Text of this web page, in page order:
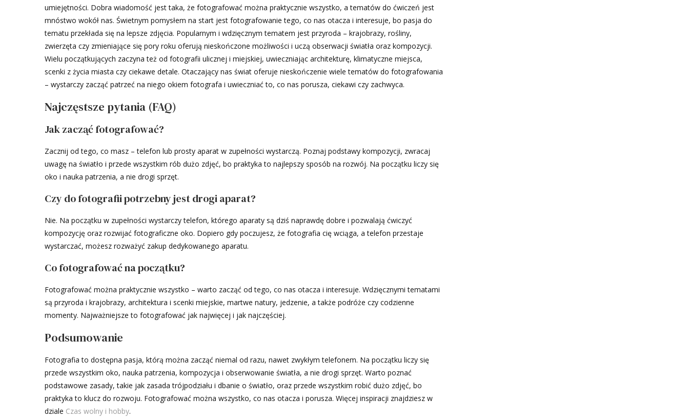
umiejętności. Dobra wiadomość jest taka, że fotografować można praktycznie wszystko, a tematów do ćwiczeń jest
mnóstwo wokół nas. Świetnym pomysłem na start jest fotografowanie tego, co nas otacza i interesuje, bo pasja do
tematu przekłada się na lepsze zdjęcia. Popularnym i wdzięcznym tematem jest przyroda – krajobrazy, rośliny,
zwierzęta czy zmieniające się pory roku oferują nieskończone możliwości i uczą obserwacji światła oraz kompozycji.
Wielu początkujących zaczyna też od fotografii ulicznej i miejskiej, uwieczniając architekturę, klimatyczne miejsca,
scenki z życia miasta czy ciekawe detale. Otaczający nas świat oferuje nieskończenie wiele tematów do fotografowania
– wystarczy zacząć patrzeć na niego okiem fotografa i uwieczniać to, co nas porusza, ciekawi czy zachwyca.
Najczęstsze pytania (FAQ)
Jak zacząć fotografować?
Zacznij od tego, co masz – telefon lub prosty aparat w zupełności wystarczą. Poznaj podstawy kompozycji, zwracaj
uwagę na światło i przede wszystkim rób dużo zdjęć, bo praktyka to najlepszy sposób na rozwój. Na początku liczy się
oko i nauka patrzenia, a nie drogi sprzęt.
Czy do fotografii potrzebny jest drogi aparat?
Nie. Na początku w zupełności wystarczy telefon, którego aparaty są dziś naprawdę dobre i pozwalają ćwiczyć
kompozycję oraz rozwijać fotograficzne oko. Dopiero gdy poczujesz, że fotografia cię wciąga, a telefon przestaje
wystarczać, możesz rozważyć zakup dedykowanego aparatu.
Co fotografować na początku?
Fotografować można praktycznie wszystko – warto zacząć od tego, co nas otacza i interesuje. Wdzięcznymi tematami
są przyroda i krajobrazy, architektura i scenki miejskie, martwe natury, jedzenie, a także podróże czy codzienne
momenty. Najważniejsze to fotografować jak najwięcej i jak najczęściej.
Podsumowanie
Fotografia to dostępna pasja, którą można zacząć niemal od razu, nawet zwykłym telefonem. Na początku liczy się
przede wszystkim oko, nauka patrzenia, kompozycja i obserwowanie światła, a nie drogi sprzęt. Warto poznać
podstawowe zasady, takie jak zasada trójpodziału i dbanie o światło, oraz przede wszystkim robić dużo zdjęć, bo
praktyka to klucz do rozwoju. Fotografować można wszystko, co nas otacza i porusza. Więcej inspiracji znajdziesz w
dziale Czas wolny i hobby.